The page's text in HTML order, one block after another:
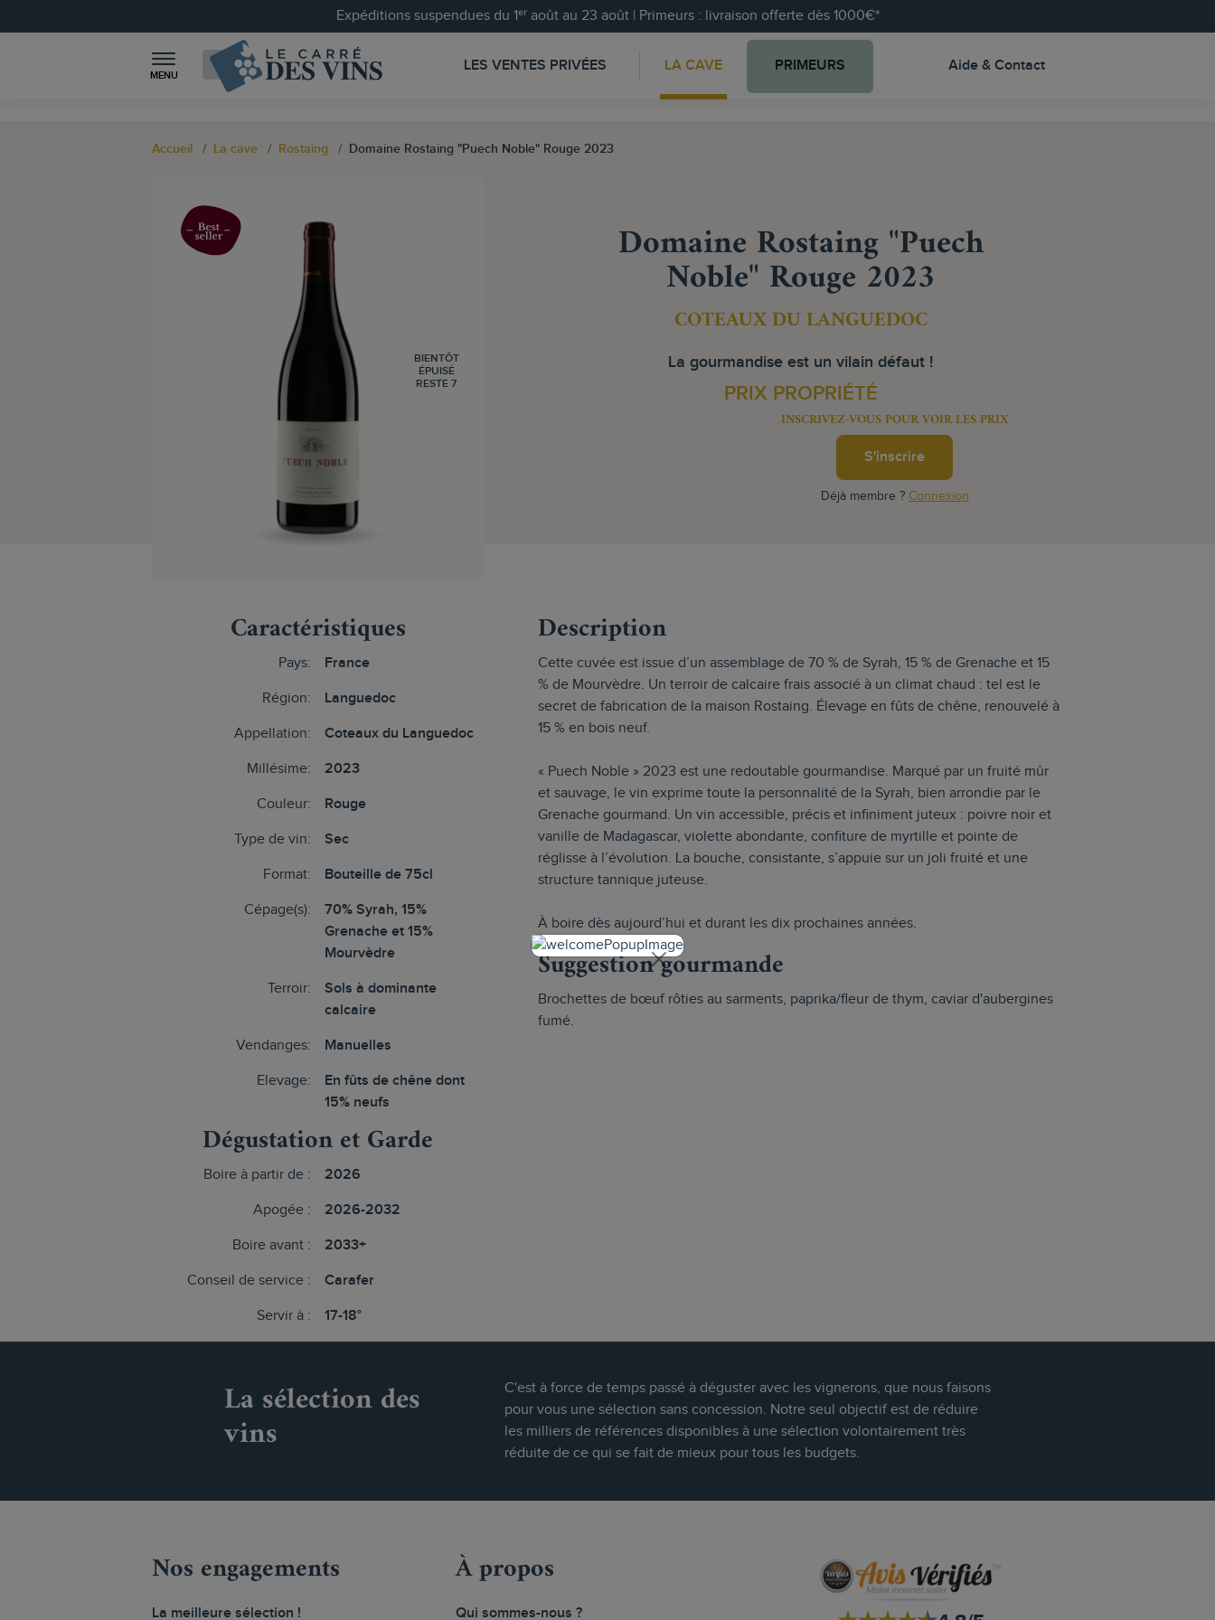
Expéditions suspendues du 1ᵉʳ août au 23 août | Primeurs : livraison offerte dès 1000€*
MENU
LES VENTES PRIVÉES LA CAVE PRIMEURS Aide & Contact
Accueil La cave Rostaing Domaine Rostaing "Puech Noble" Rouge 2023
BIENTÔT
ÉPUISÉ
RESTE 7
Domaine Rostaing "Puech
Noble" Rouge 2023
COTEAUX DU LANGUEDOC
La gourmandise est un vilain défaut !
PRIX PROPRIÉTÉ
INSCRIVEZ-VOUS POUR VOIR LES PRIX
S'inscrire
Déjà membre ? Connexion
Caractéristiques
Pays: France
Région: Languedoc
Appellation: Coteaux du Languedoc
Millésime: 2023
Couleur: Rouge
Type de vin: Sec
Format: Bouteille de 75cl
Cépage(s):
70% Syrah, 15%
Grenache et 15%
Mourvèdre
Terroir:
Sols à dominante
calcaire
Vendanges: Manuelles
Elevage:
En fûts de chêne dont
15% neufs
Dégustation et Garde
Boire à partir de : 2026
Apogée : 2026-2032
Boire avant : 2033+
Conseil de service : Carafer
Servir à : 17-18°
Description
Cette cuvée est issue d’un assemblage de 70 % de Syrah, 15 % de Grenache et 15
% de Mourvèdre. Un terroir de calcaire frais associé à un climat chaud : tel est le
secret de fabrication de la maison Rostaing. Élevage en fûts de chêne, renouvelé à
15 % en bois neuf.
« Puech Noble » 2023 est une redoutable gourmandise. Marqué par un fruité mûr
et sauvage, le vin exprime toute la personnalité de la Syrah, bien arrondie par le
Grenache gourmand. Un vin accessible, précis et infiniment juteux : poivre noir et
vanille de Madagascar, violette abondante, confiture de myrtille et pointe de
réglisse à l’évolution. La bouche, consistante, s’appuie sur un joli fruité et une
structure tannique juteuse.
À boire dès aujourd’hui et durant les dix prochaines années.
Suggestion gourmande
Brochettes de bœuf rôties au sarments, paprika/fleur de thym, caviar d'aubergines
fumé.
La sélection des
vins
C'est à force de temps passé à déguster avec les vignerons, que nous faisons
pour vous une sélection sans concession. Notre seul objectif est de réduire
les milliers de références disponibles à une sélection volontairement très
réduite de ce qui se fait de mieux pour tous les budgets.
Nos engagements
La meilleure sélection !
À propos
Qui sommes-nous ?